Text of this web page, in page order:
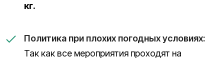
кг.
Политика при плохих погодных условиях:
Так как все мероприятия проходят на